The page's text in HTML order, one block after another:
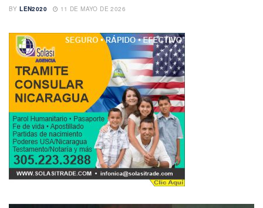
BY LEN2020 11 DE MAYO DE 2026